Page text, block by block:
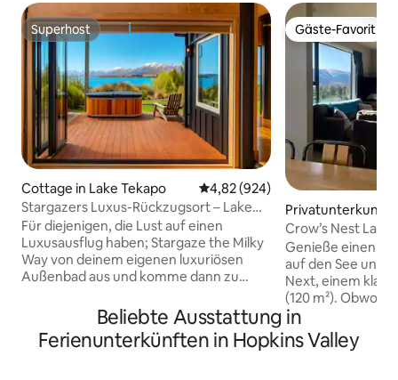
Superhost
Superhost
Cottage in Lake Tekapo Durchschnittliche Bewertung:
4,82 (924)
Stargazers Luxus-Rückzugsort – Lake
Tekapo
Für diejenigen, die Lust auf einen
Luxusausflug haben; Stargaze the Milky
Way von deinem eigenen luxuriösen
Außenbad aus und komme dann zu
den Komfort eines Kingsize-Betts mit
luxuriöser Bettwäsche, das direkt in den
See und die Berge dahinter blickt.
Gäste-Favorit
Gäste-Favorit
Privatunterkunft
kapo
Crow’s Nest
Genieße einen
auf den See und
Next, einem
(120 m²). Obwohl
machen es sein
die
einem perfekten
Beliebte Ausstattung in
Ferienunterkünften in Hopkins Valley